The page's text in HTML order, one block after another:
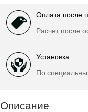
Оплата после
Расчет после
Установка
По
Описание